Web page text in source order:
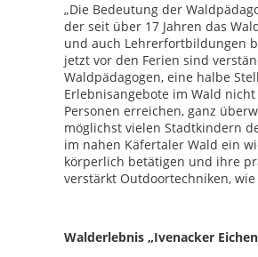
„Die Bedeutung der
der seit über 17 Jahren das
und auch Lehrerfortbildungen
jetzt vor den Ferien sind
Waldpädagogen, eine halbe
Erlebnisangebote im Wald
Personen erreichen, ganz
möglichst vielen Stadtkindern
im nahen Käfertaler Wald ein
körperlich betätigen und ihre
verstärkt Outdoortechniken,
Walderlebnis „Ivenacker